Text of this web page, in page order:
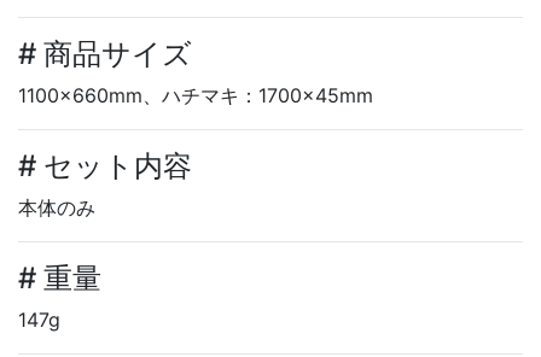
# 商品サイズ
1100×660mm、ハチマキ：1700×45mm
# セット内容
本体のみ
# 重量
147g